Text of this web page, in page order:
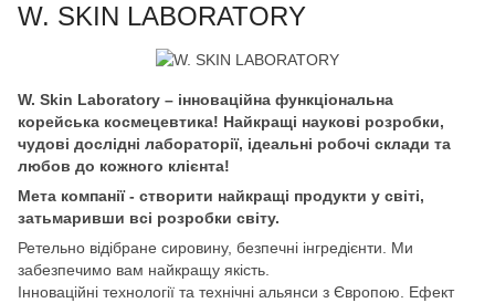
W. SKIN LABORATORY
W. Skin Laboratory – інноваційна функціональна
корейська космецевтика! Найкращі наукові розробки,
чудові дослідні лабораторії, ідеальні робочі склади та
любов до кожного клієнта!
Мета компанії - створити найкращі продукти у світі,
затьмаривши всі розробки світу.
Ретельно відібране сировину, безпечні інгредієнти. Ми
забезпечимо вам найкращу якість.
Інноваційні технології та технічні альянси з Європою. Ефект